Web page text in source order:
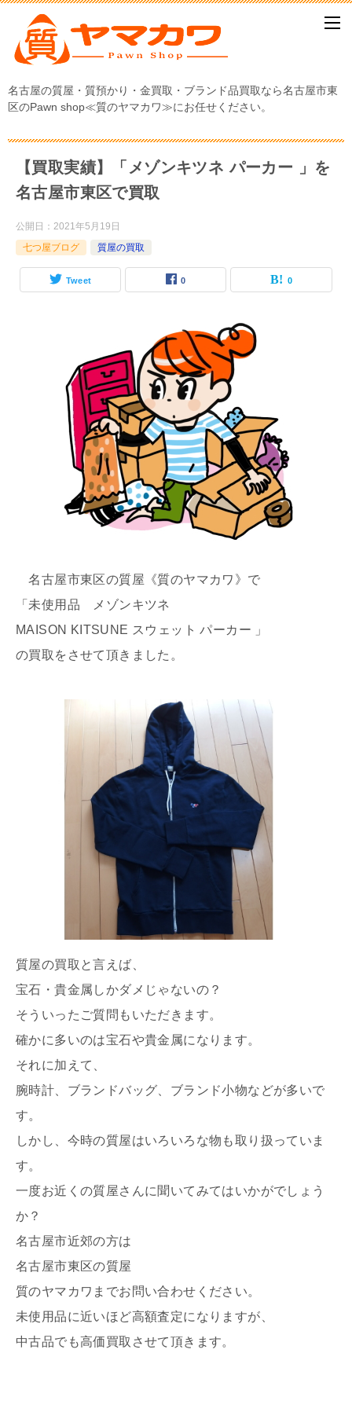
名古屋の質屋・質預かり・金買取・ブランド品買取なら名古屋市東
区のPawn shop≪質のヤマカワ≫にお任せください。
【買取実績】「メゾンキツネ パーカー 」を
名古屋市東区で買取
公開日： 2021年5月19日
七つ屋ブログ
質屋の買取
Tweet 0 0
名古屋市東区の質屋《質のヤマカワ》で
「未使用品 メゾンキツネ
MAISON KITSUNE スウェット パーカー 」
の買取をさせて頂きました。
質屋の買取と言えば、
宝石・貴金属しかダメじゃないの？
そういったご質問もいただきます。
確かに多いのは宝石や貴金属になります。
それに加えて、
腕時計、ブランドバッグ、ブランド小物などが多いで
す。
しかし、今時の質屋はいろいろな物も取り扱っていま
す。
一度お近くの質屋さんに聞いてみてはいかがでしょう
か？
名古屋市近郊の方は
名古屋市東区の質屋
質のヤマカワまでお問い合わせください。
未使用品に近いほど高額査定になりますが、
中古品でも高価買取させて頂きます。